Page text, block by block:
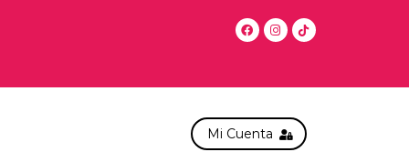
Mi Cuenta